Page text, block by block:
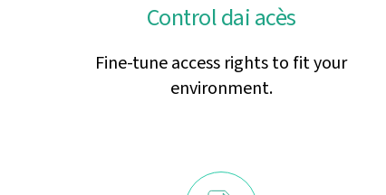
Control dai acès
Fine-tune access rights to fit your
environment.